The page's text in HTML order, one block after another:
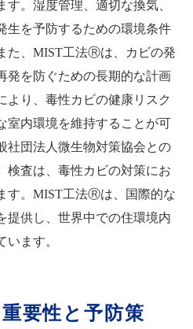
。湿度管理、適切な換気、
生を予防するための環境条件
た、MIST工法Ⓡは、カビの発
発を防ぐための長期的な計画
より、毒性カビの健康リスク
室内環境を維持することが可
社団法人微生物対策協会との
検査は、毒性カビの対策にお
す。MIST工法Ⓡは、国際的な
提供し、世界中での住環境内
ます。
要性と予防策